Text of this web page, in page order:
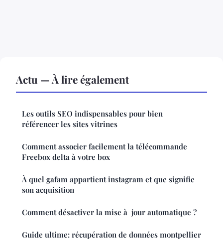
Actu — À lire également
Les outils SEO indispensables pour bien
référencer les sites vitrines
Comment associer facilement la télécommande
Freebox delta à votre box
À quel gafam appartient instagram et que signifie
son acquisition
Comment désactiver la mise à jour automatique ?
Guide ultime: récupération de données montpellier